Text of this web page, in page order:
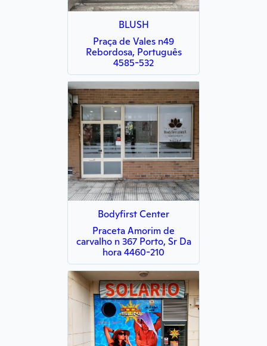
BLUSH
Praça de Vales n49
Rebordosa, Português
4585-532
Bodyfirst Center
Praceta Amorim de
carvalho n 367 Porto, Sr Da
hora 4460-210